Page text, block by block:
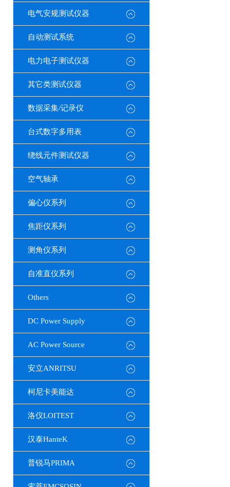
电气安规测试仪器
自动测试系统
电力电子测试仪器
其它类测试仪器
数据采集/记录仪
台式数字多用表
绕线元件测试仪器
空气轴承
偏心仪系列
焦距仪系列
测角仪系列
自准直仪系列
Others
DC Power Supply
AC Power Source
安立ANRITSU
柯尼卡美能达
洛仪LOITEST
汉泰HanteK
普锐马PRIMA